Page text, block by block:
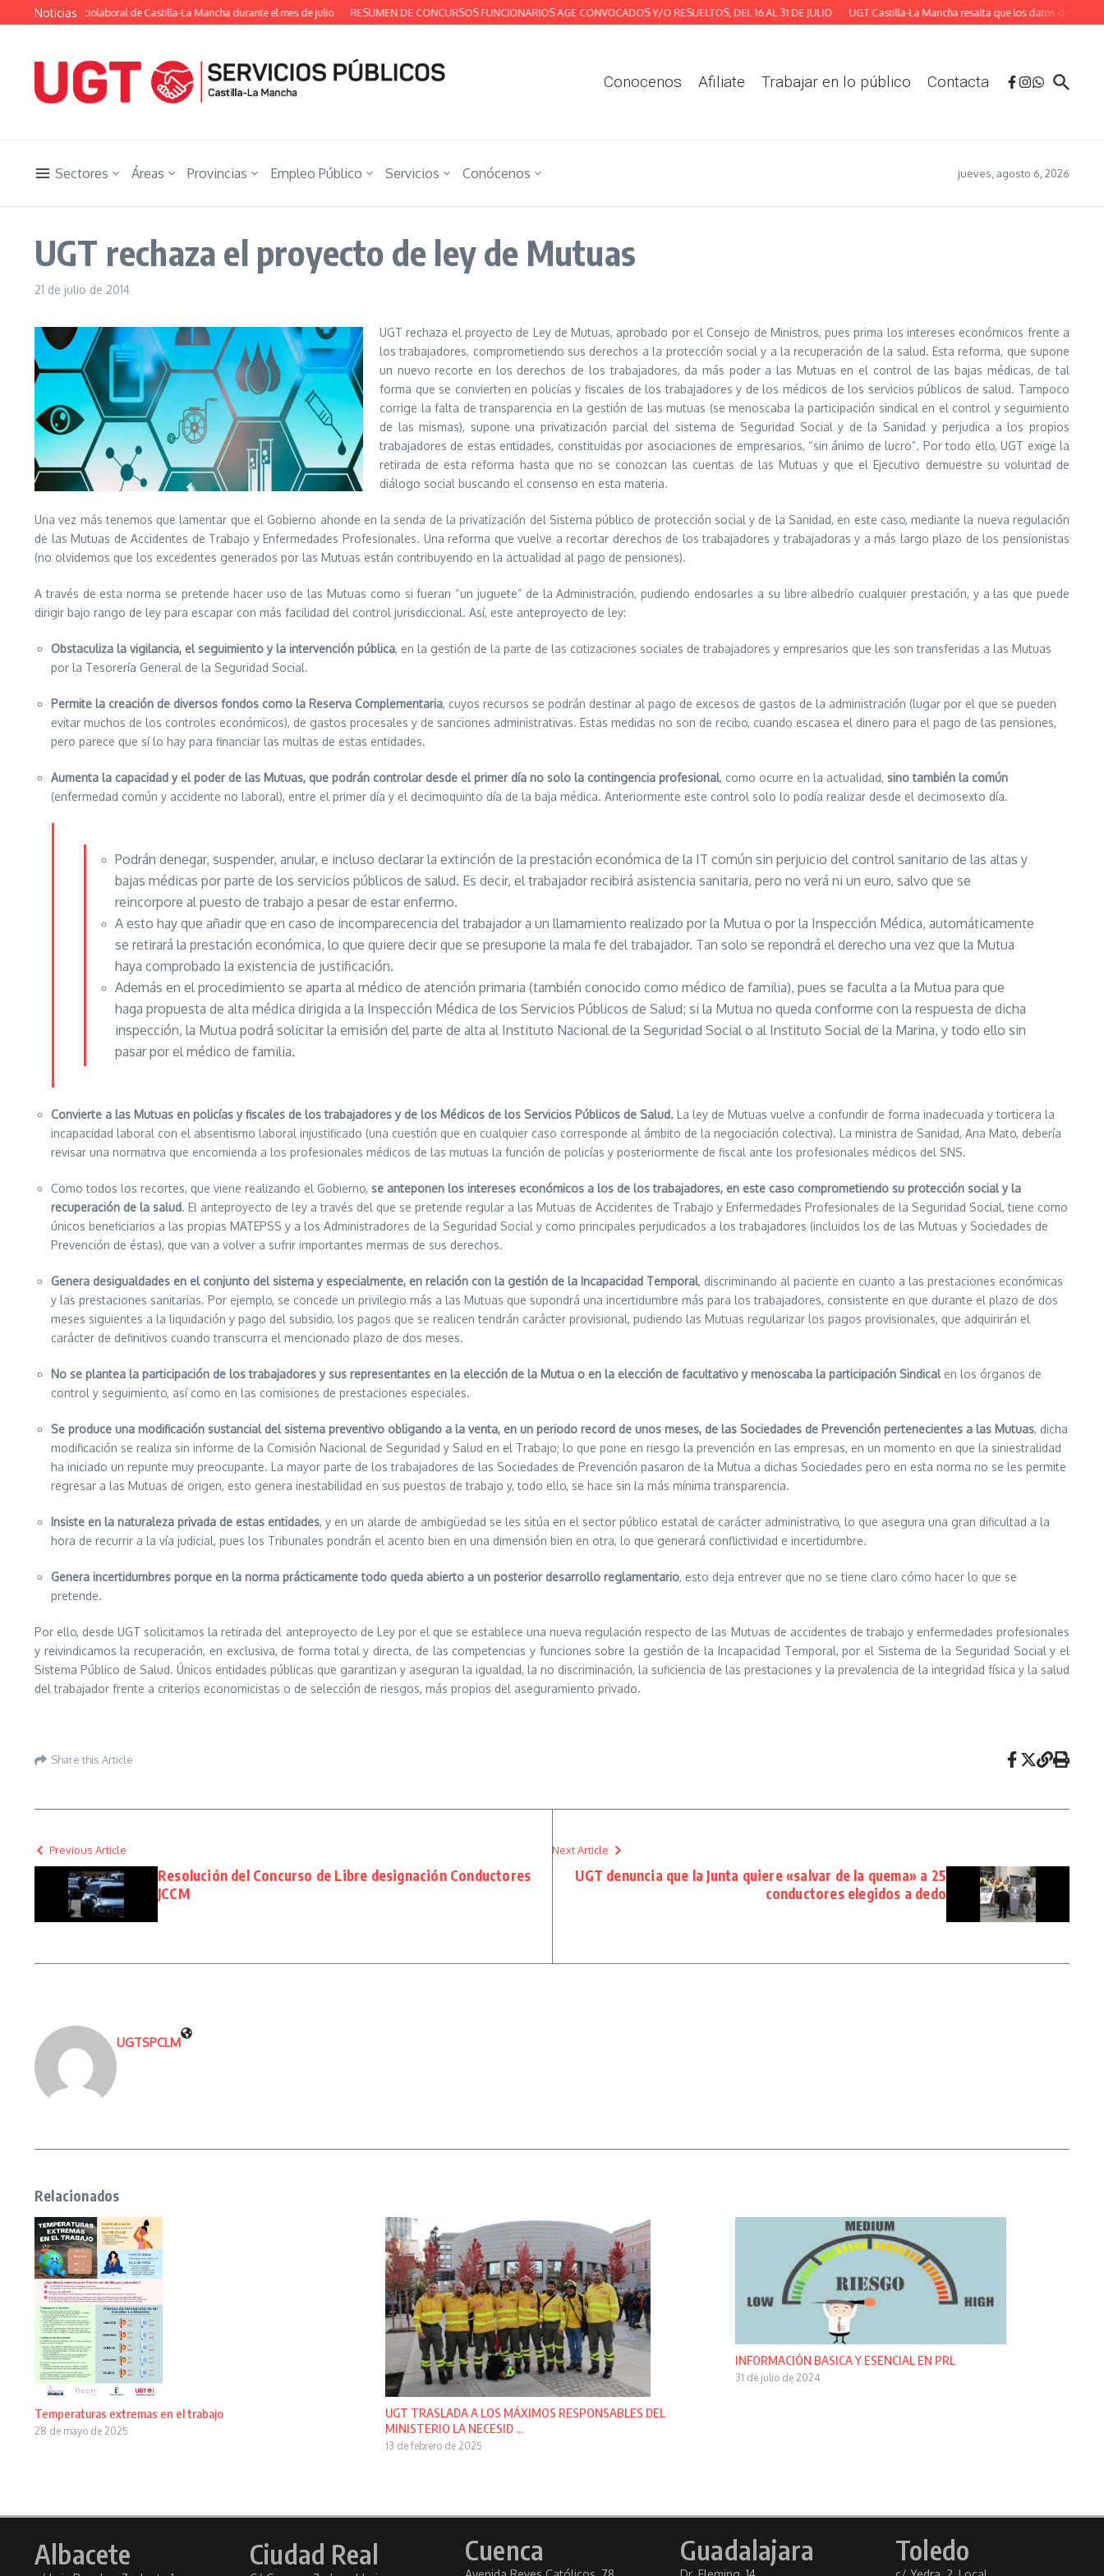
Saltar al contenido
Noticias
evolución sociolaboral de Castilla-La Mancha durante el mes de julio RESUMEN DE CONCURSOS FUNCIONARIOS AGE CONVOCADOS Y/O RESUELTOS, DEL 16 AL 31 DE JULIO UGT Castilla-La Mancha resalta que los datos de afiliación
Conocenos Afiliate Trabajar en lo público Contacta
Sectores Áreas Provincias Empleo Público Servicios Conócenos jueves, agosto 6, 2026
UGT rechaza el proyecto de ley de Mutuas
21 de julio de 2014
UGT rechaza el proyecto de Ley de Mutuas, aprobado por el Consejo de Ministros, pues prima los intereses económicos frente a
los trabajadores, comprometiendo sus derechos a la protección social y a la recuperación de la salud. Esta reforma, que supone
un nuevo recorte en los derechos de los trabajadores, da más poder a las Mutuas en el control de las bajas médicas, de tal
forma que se convierten en policías y fiscales de los trabajadores y de los médicos de los servicios públicos de salud. Tampoco
corrige la falta de transparencia en la gestión de las mutuas (se menoscaba la participación sindical en el control y seguimiento
de las mismas), supone una privatización parcial del sistema de Seguridad Social y de la Sanidad y perjudica a los propios
trabajadores de estas entidades, constituidas por asociaciones de empresarios, “sin ánimo de lucro”. Por todo ello, UGT exige la
retirada de esta reforma hasta que no se conozcan las cuentas de las Mutuas y que el Ejecutivo demuestre su voluntad de
diálogo social buscando el consenso en esta materia.
Una vez más tenemos que lamentar que el Gobierno ahonde en la senda de la privatización del Sistema público de protección social y de la Sanidad, en este caso, mediante la nueva regulación
de las Mutuas de Accidentes de Trabajo y Enfermedades Profesionales. Una reforma que vuelve a recortar derechos de los trabajadores y trabajadoras y a más largo plazo de los pensionistas
(no olvidemos que los excedentes generados por las Mutuas están contribuyendo en la actualidad al pago de pensiones).
A través de esta norma se pretende hacer uso de las Mutuas como si fueran “un juguete” de la Administración, pudiendo endosarles a su libre albedrío cualquier prestación, y a las que puede
dirigir bajo rango de ley para escapar con más facilidad del control jurisdiccional. Así, este anteproyecto de ley:
Obstaculiza la vigilancia, el seguimiento y la intervención pública, en la gestión de la parte de las cotizaciones sociales de trabajadores y empresarios que les son transferidas a las Mutuas
por la Tesorería General de la Seguridad Social.
Permite la creación de diversos fondos como la Reserva Complementaria, cuyos recursos se podrán destinar al pago de excesos de gastos de la administración (lugar por el que se pueden
evitar muchos de los controles económicos), de gastos procesales y de sanciones administrativas. Estas medidas no son de recibo, cuando escasea el dinero para el pago de las pensiones,
pero parece que sí lo hay para financiar las multas de estas entidades.
Aumenta la capacidad y el poder de las Mutuas, que podrán controlar desde el primer día no solo la contingencia profesional, como ocurre en la actualidad, sino también la común
(enfermedad común y accidente no laboral), entre el primer día y el decimoquinto día de la baja médica. Anteriormente este control solo lo podía realizar desde el decimosexto día.
Podrán denegar, suspender, anular, e incluso declarar la extinción de la prestación económica de la IT común sin perjuicio del control sanitario de las altas y
bajas médicas por parte de los servicios públicos de salud. Es decir, el trabajador recibirá asistencia sanitaria, pero no verá ni un euro, salvo que se
reincorpore al puesto de trabajo a pesar de estar enfermo.
A esto hay que añadir que en caso de incomparecencia del trabajador a un llamamiento realizado por la Mutua o por la Inspección Médica, automáticamente
se retirará la prestación económica, lo que quiere decir que se presupone la mala fe del trabajador. Tan solo se repondrá el derecho una vez que la Mutua
haya comprobado la existencia de justificación.
Además en el procedimiento se aparta al médico de atención primaria (también conocido como médico de familia), pues se faculta a la Mutua para que
haga propuesta de alta médica dirigida a la Inspección Médica de los Servicios Públicos de Salud; si la Mutua no queda conforme con la respuesta de dicha
inspección, la Mutua podrá solicitar la emisión del parte de alta al Instituto Nacional de la Seguridad Social o al Instituto Social de la Marina, y todo ello sin
pasar por el médico de familia.
Convierte a las Mutuas en policías y fiscales de los trabajadores y de los Médicos de los Servicios Públicos de Salud. La ley de Mutuas vuelve a confundir de forma inadecuada y torticera la
incapacidad laboral con el absentismo laboral injustificado (una cuestión que en cualquier caso corresponde al ámbito de la negociación colectiva). La ministra de Sanidad, Ana Mato, debería
revisar una normativa que encomienda a los profesionales médicos de las mutuas la función de policías y posteriormente de fiscal ante los profesionales médicos del SNS.
Como todos los recortes, que viene realizando el Gobierno, se anteponen los intereses económicos a los de los trabajadores, en este caso comprometiendo su protección social y la
recuperación de la salud. El anteproyecto de ley a través del que se pretende regular a las Mutuas de Accidentes de Trabajo y Enfermedades Profesionales de la Seguridad Social, tiene como
únicos beneficiarios a las propias MATEPSS y a los Administradores de la Seguridad Social y como principales perjudicados a los trabajadores (incluidos los de las Mutuas y Sociedades de
Prevención de éstas), que van a volver a sufrir importantes mermas de sus derechos.
Genera desigualdades en el conjunto del sistema y especialmente, en relación con la gestión de la Incapacidad Temporal, discriminando al paciente en cuanto a las prestaciones económicas
y las prestaciones sanitarias. Por ejemplo, se concede un privilegio más a las Mutuas que supondrá una incertidumbre más para los trabajadores, consistente en que durante el plazo de dos
meses siguientes a la liquidación y pago del subsidio, los pagos que se realicen tendrán carácter provisional, pudiendo las Mutuas regularizar los pagos provisionales, que adquirirán el
carácter de definitivos cuando transcurra el mencionado plazo de dos meses.
No se plantea la participación de los trabajadores y sus representantes en la elección de la Mutua o en la elección de facultativo y menoscaba la participación Sindicalen los órganos de
control y seguimiento, así como en las comisiones de prestaciones especiales.
Se produce una modificación sustancial del sistema preventivo obligando a la venta, en un periodo record de unos meses, de las Sociedades de Prevención pertenecientes a las Mutuas, dicha
modificación se realiza sin informe de la Comisión Nacional de Seguridad y Salud en el Trabajo; lo que pone en riesgo la prevención en las empresas, en un momento en que la siniestralidad
ha iniciado un repunte muy preocupante. La mayor parte de los trabajadores de las Sociedades de Prevención pasaron de la Mutua a dichas Sociedades pero en esta norma no se les permite
regresar a las Mutuas de origen, esto genera inestabilidad en sus puestos de trabajo y, todo ello, se hace sin la más mínima transparencia.
Insiste en la naturaleza privada de estas entidades, y en un alarde de ambigüedad se les sitúa en el sector público estatal de carácter administrativo, lo que asegura una gran dificultad a la
hora de recurrir a la vía judicial, pues los Tribunales pondrán el acento bien en una dimensión bien en otra, lo que generará conflictividad e incertidumbre.
Genera incertidumbres porque en la norma prácticamente todo queda abierto a un posterior desarrollo reglamentario, esto deja entrever que no se tiene claro cómo hacer lo que se
pretende.
Por ello, desde UGT solicitamos la retirada del anteproyecto de Ley por el que se establece una nueva regulación respecto de las Mutuas de accidentes de trabajo y enfermedades profesionales
y reivindicamos la recuperación, en exclusiva, de forma total y directa, de las competencias y funciones sobre la gestión de la Incapacidad Temporal, por el Sistema de la Seguridad Social y el
Sistema Público de Salud. Únicos entidades públicas que garantizan y aseguran la igualdad, la no discriminación, la suficiencia de las prestaciones y la prevalencia de la integridad física y la salud
del trabajador frente a criterios economicistas o de selección de riesgos, más propios del aseguramiento privado.
Share this Article
Previous Article
Resolución del Concurso de Libre designación Conductores
JCCM
Next Article
UGT denuncia que la Junta quiere «salvar de la quema» a 25
conductores elegidos a dedo
UGTSPCLM
Relacionados
Temperaturas extremas en el trabajo
28 de mayo de 2025
UGT TRASLADA A LOS MÁXIMOS RESPONSABLES DEL
MINISTERIO LA NECESID ...
13 de febrero de 2025
INFORMACIÓN BASICA Y ESENCIAL EN PRL
31 de julio de 2024
Albacete Ciudad Real Cuenca Guadalajara Toledo